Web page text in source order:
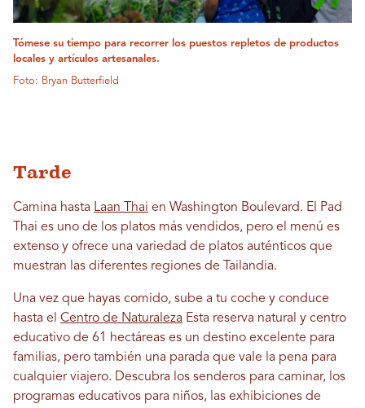
Tómese su tiempo para recorrer los puestos repletos de productos
locales y artículos artesanales.
Foto: Bryan Butterfield
Tarde
Camina hasta Laan Thai en Washington Boulevard. El Pad
Thai es uno de los platos más vendidos, pero el menú es
extenso y ofrece una variedad de platos auténticos que
muestran las diferentes regiones de Tailandia.
Una vez que hayas comido, sube a tu coche y conduce
hasta el Centro de Naturaleza Esta reserva natural y centro
educativo de 61 hectáreas es un destino excelente para
familias, pero también una parada que vale la pena para
cualquier viajero. Descubra los senderos para caminar, los
programas educativos para niños, las exhibiciones de